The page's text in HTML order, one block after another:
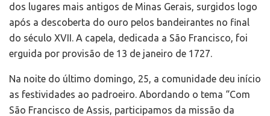
dos lugares mais antigos de Minas Gerais, surgidos logo
após a descoberta do ouro pelos bandeirantes no final
do século XVII. A capela, dedicada a São Francisco, foi
erguida por provisão de 13 de janeiro de 1727.
Na noite do último domingo, 25, a comunidade deu início
as festividades ao padroeiro. Abordando o tema “Com
São Francisco de Assis, participamos da missão da